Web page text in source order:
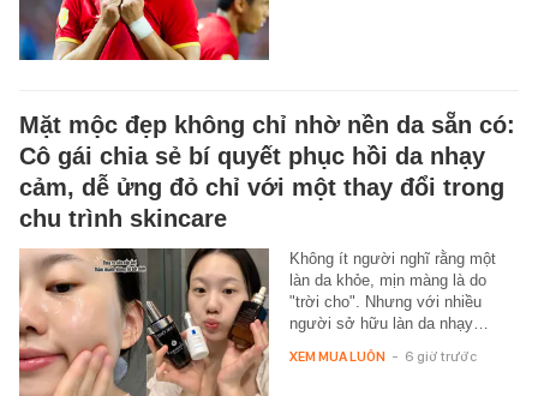
Mặt mộc đẹp không chỉ nhờ nền da sẵn có:
Cô gái chia sẻ bí quyết phục hồi da nhạy
cảm, dễ ửng đỏ chỉ với một thay đổi trong
chu trình skincare
Không ít người nghĩ rằng một
làn da khỏe, mịn màng là do
"trời cho". Nhưng với nhiều
người sở hữu làn da nhạy…
XEM MUA LUÔN - 6 giờ trước